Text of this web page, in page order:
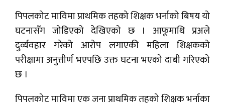
पिपलकोट माविमा प्राथमिक तहको शिक्षक भर्नाको बिषय यो
घटनासँग जोडिएको देखिएको छ । आफूमाथि प्रअले
दुर्व्यवहार गरेको आरोप लगाएकी महिला शिक्षकको
परीक्षामा अनुत्तीर्ण भएपछि उक्त घटना भएको दाबी गरिएको
छ ।
पिपलकोट माविमा एक जना प्राथमिक तहको शिक्षक भर्नाका